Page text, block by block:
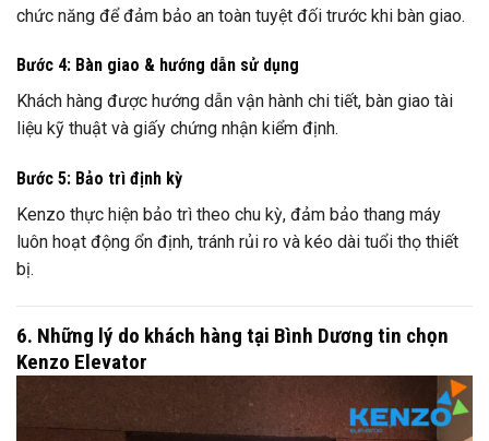
chức năng để đảm bảo an toàn tuyệt đối trước khi bàn giao.
Bước 4: Bàn giao & hướng dẫn sử dụng
Khách hàng được hướng dẫn vận hành chi tiết, bàn giao tài
liệu kỹ thuật và giấy chứng nhận kiểm định.
Bước 5: Bảo trì định kỳ
Kenzo thực hiện bảo trì theo chu kỳ, đảm bảo thang máy
luôn hoạt động ổn định, tránh rủi ro và kéo dài tuổi thọ thiết
bị.
6. Những lý do khách hàng tại Bình Dương tin chọn
Kenzo Elevator